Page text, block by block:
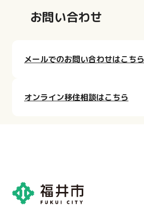
お問い合わせ
メールでのお問い合わせはこちら
オンライン移住相談はこちら